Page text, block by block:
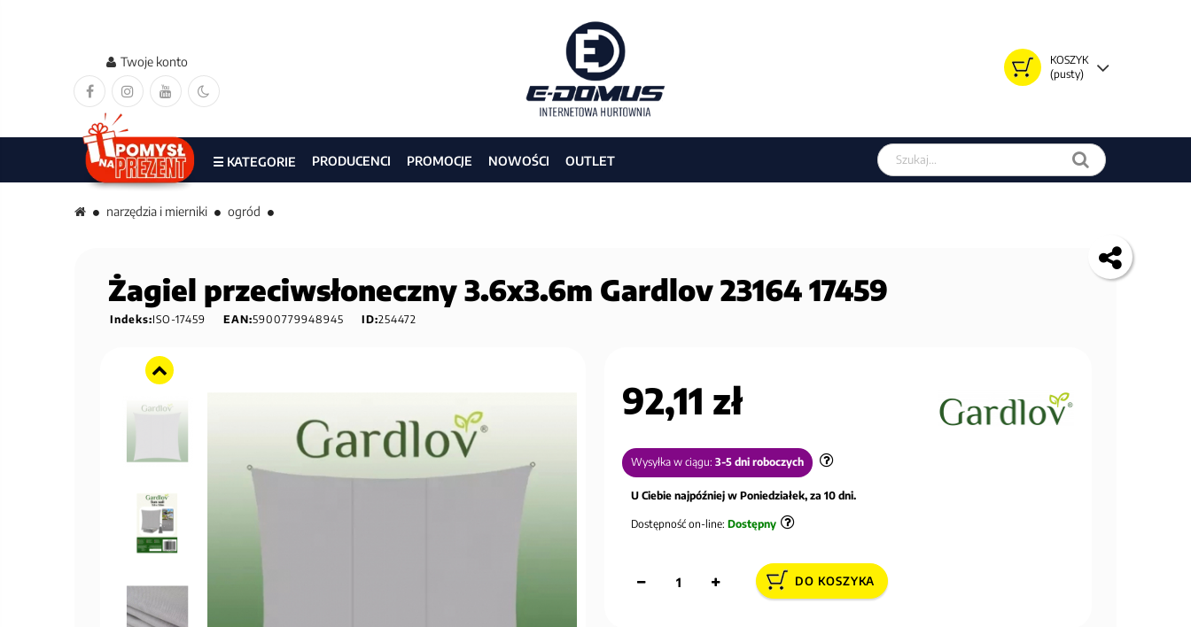
KOSZYK
(pusty)
Twoje konto
Szukaj w sklepie
☰ KATEGORIE PRODUCENCI PROMOCJE NOWOŚCI OUTLET
narzędzia i mierniki ogród
Żagiel przeciwsłoneczny 3.6x3.6m Gardlov 23164 17459
Indeks:ISO-17459 EAN:5900779948945 ID:254472
92,11 zł
Wysyłka w ciągu: 3-5 dni roboczych
U Ciebie najpóźniej w Poniedziałek, za 10 dni.
Dostępność on-line: Dostępny
DO KOSZYKA